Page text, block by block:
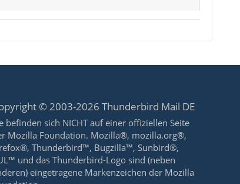
© 2003-2026 Thunderbird Mail DE
befinden sich NICHT auf einer offiziellen Seite
Mozilla Foundation. Mozilla®, mozilla.org®,
Thunderbird™, Bugzilla™, Sunbird®,
und das Thunderbird-Logo sind (neben
eingetragene Markenzeichen der Mozilla